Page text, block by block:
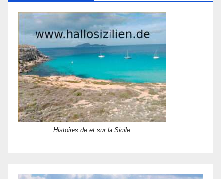
Histoires de et sur la Sicile